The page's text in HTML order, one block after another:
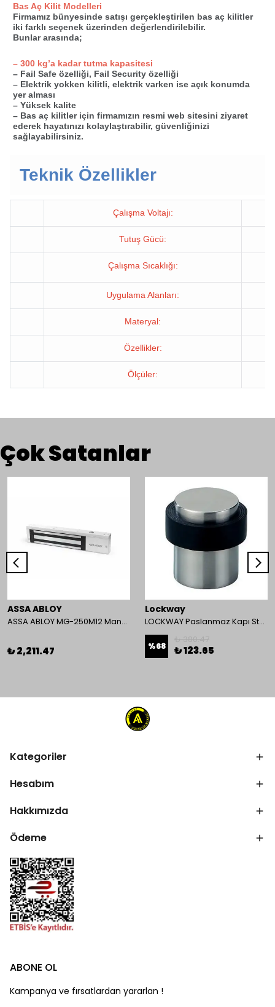
Bas Aç Kilit Modelleri
Firmamız bünyesinde satışı gerçekleştirilen bas aç kilitler
iki farklı seçenek üzerinden değerlendirilebilir.
Bunlar arasında;
– 300 kg’a kadar tutma kapasitesi
– Fail Safe özelliği, Fail Security özelliği
– Elektrik yokken kilitli, elektrik varken ise açık konumda
yer alması
– Yüksek kalite
– Bas aç kilitler için firmamızın resmi web sitesini ziyaret
ederek hayatınızı kolaylaştırabilir, güvenliğinizi
sağlayabilirsiniz.
Teknik Özellikler
Çalışma Voltajı:
Tutuş Gücü:
Çalışma Sıcaklığı:
Uygulama Alanları:
Materyal:
Özellikler:
Ölçüler:
Çok Satanlar
ASSA ABLOY
ASSA ABLOY MG-250M12 Manyetik Kilit
₺ 2,211.47
Lockway
LOCKWAY Paslanmaz Kapı Stoperi
%68 ₺ 123.65
Kategoriler
Hesabım
Hakkımızda
Ödeme
ABONE OL
Kampanya ve fırsatlardan yararlan !